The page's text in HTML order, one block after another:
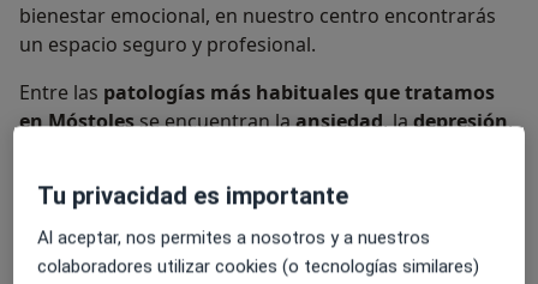
bienestar emocional, en nuestro centro encontrarás
un espacio seguro y profesional.
Entre las patologías más habituales que tratamos
en Móstolesse encuentran laansiedad, ladepresión,
como losproblemas emocionales y de conducta en
niños y adolescentes.
Tu privacidad es importante
Al aceptar, nos permites a nosotros y a nuestros
colaboradores utilizar cookies (o tecnologías similares)